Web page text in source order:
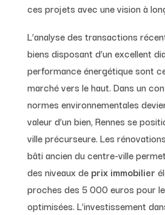
ces projets avec une vision à
L’analyse des transactions
biens disposant d’un excellent
performance énergétique sont
marché vers le haut. Dans un
normes environnementales
valeur d’un bien, Rennes se
ville précurseure. Les
bâti ancien du centre-ville
des niveaux de prix immobilier
proches des 5 000 euros pour
optimisées. L’investissement